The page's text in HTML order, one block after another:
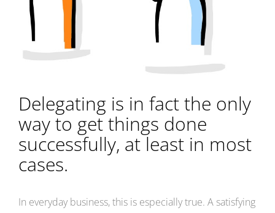
Delegating is in fact the only
way to get things done
successfully, at least in most
cases.
In everyday business, this is especially true. A satisfying